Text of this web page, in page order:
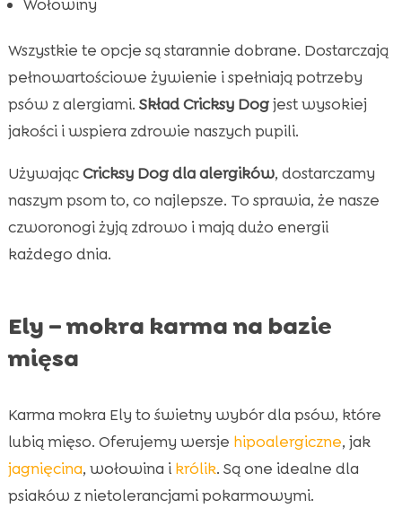
Wołowiny
Wszystkie te opcje są starannie dobrane. Dostarczają
pełnowartościowe żywienie i spełniają potrzeby
psów z alergiami. Skład Cricksy Dogjest wysokiej
jakości i wspiera zdrowie naszych pupili.
UżywającCricksy Dog dla alergików, dostarczamy
naszym psom to, co najlepsze. To sprawia, że nasze
czworonogi żyją zdrowo i mają dużo energii
każdego dnia.
Ely – mokra karma na bazie
mięsa
Karma mokra Ely to świetny wybór dla psów, które
lubią mięso. Oferujemy wersje hipoalergiczne, jak
jagnięcina, wołowina i królik. Są one idealne dla
psiaków z nietolerancjami pokarmowymi.